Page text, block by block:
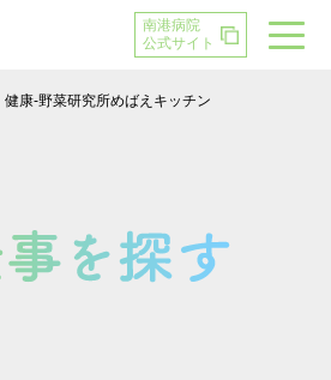
南港病院
公式サイト
健康-野菜研究所めばえキッチン